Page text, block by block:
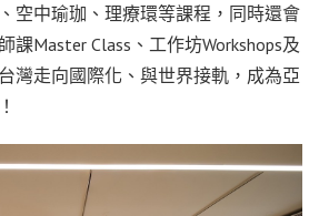
空中瑜珈、理療環等課程，同時還會
課Master Class、工作坊Workshops及
灣走向國際化、與世界接軌，成為亞